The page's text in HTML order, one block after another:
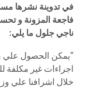
في تدوينة نشرها مساء
فاجعة المزونة و
ناجي جلول ما يلي:
“يمكن الحصول علي
اجراءات غير مكلفة
خلال اشرافنا علي